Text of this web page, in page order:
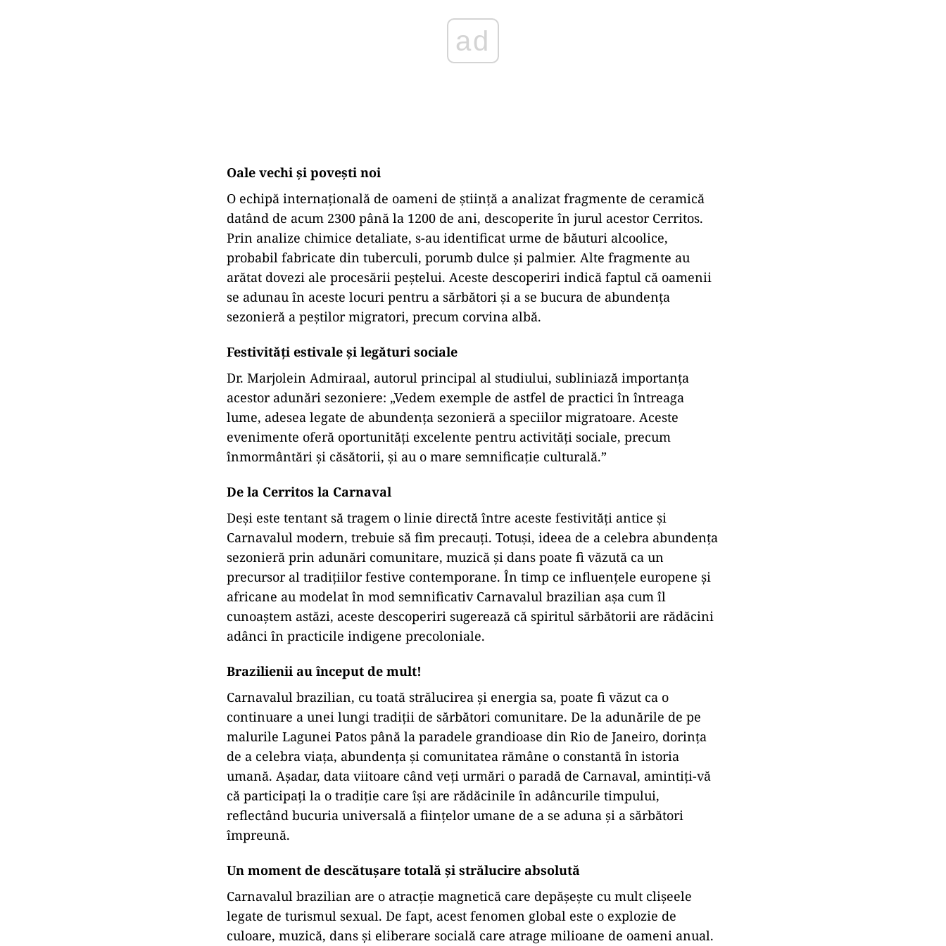
Oale vechi și povești noi
O echipă internațională de oameni de știință a analizat fragmente de ceramică
datând de acum 2300 până la 1200 de ani, descoperite în jurul acestor Cerritos.
Prin analize chimice detaliate, s-au identificat urme de băuturi alcoolice,
probabil fabricate din tuberculi, porumb dulce și palmier. Alte fragmente au
arătat dovezi ale procesării peștelui. Aceste descoperiri indică faptul că oamenii
se adunau în aceste locuri pentru a sărbători și a se bucura de abundența
sezonieră a peștilor migratori, precum corvina albă.
Festivități estivale și legături sociale
Dr. Marjolein Admiraal, autorul principal al studiului, subliniază importanța
acestor adunări sezoniere: „Vedem exemple de astfel de practici în întreaga
lume, adesea legate de abundența sezonieră a speciilor migratoare. Aceste
evenimente oferă oportunități excelente pentru activități sociale, precum
înmormântări și căsătorii, și au o mare semnificație culturală.”
De la Cerritos la Carnaval
Deși este tentant să tragem o linie directă între aceste festivități antice și
Carnavalul modern, trebuie să fim precauți. Totuși, ideea de a celebra abundența
sezonieră prin adunări comunitare, muzică și dans poate fi văzută ca un
precursor al tradițiilor festive contemporane. În timp ce influențele europene și
africane au modelat în mod semnificativ Carnavalul brazilian așa cum îl
cunoaștem astăzi, aceste descoperiri sugerează că spiritul sărbătorii are rădăcini
adânci în practicile indigene precoloniale.
Brazilienii au început de mult!
Carnavalul brazilian, cu toată strălucirea și energia sa, poate fi văzut ca o
continuare a unei lungi tradiții de sărbători comunitare. De la adunările de pe
malurile Lagunei Patos până la paradele grandioase din Rio de Janeiro, dorința
de a celebra viața, abundența și comunitatea rămâne o constantă în istoria
umană. Așadar, data viitoare când veți urmări o paradă de Carnaval, amintiți-vă
că participați la o tradiție care își are rădăcinile în adâncurile timpului,
reflectând bucuria universală a ființelor umane de a se aduna și a sărbători
împreună.
Un moment de descătușare totală și strălucire absolută
Carnavalul brazilian are o atracție magnetică care depășește cu mult clișeele
legate de turismul sexual. De fapt, acest fenomen global este o explozie de
culoare, muzică, dans și eliberare socială care atrage milioane de oameni anual.